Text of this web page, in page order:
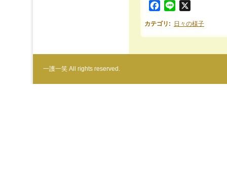
Facebook
Line
カテゴリ : 日々の様子
一護一笑 All rights reserved.